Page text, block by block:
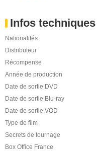
Infos techniques
Nationalités
Distributeur
Récompense
Année de production
Date de sortie DVD
Date de sortie Blu-ray
Date de sortie VOD
Type de film
Secrets de tournage
Box Office France